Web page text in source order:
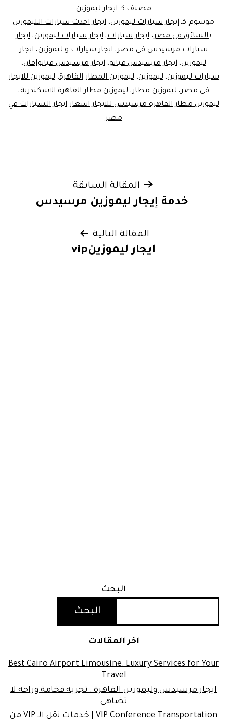
مصنف كـايجار ليموزين
موسوم كـ إيجار سيارات ليموزين، ايجار احدث سيارات الليموزين
بالسائق فى مصر، ايجار سيارات، ايجار سيارات ليموزين، ايجار
سيارات مرسيدس في مصر، ايجار سيارات و ليموزين، ايجار
ليموزين،ايجار مرسيدس فيانو،ايجار مرسيدس فيانو|فان،
سيارات ليموزين،ليموزين،ليموزين المطار القاهرة،ليموزين للايجار
في مصر،ليموزين مطار،ليموزين مطار القاهرة الاسكندرية،
ليموزين مطار القاهرة مرسيدس للايجار اسعار ايجار السيارات في
مصر
المقالات
المقالة السابقة
خدمة إيجار ليموزين مرسيدس
المقالة التالية
ايجار ليموزينvip
البحث
البحث
اخر المقالات
Best Cairo Airport Limousine: Luxury Services for Your
Travel
ايجار مرسيدس وليموزين القاهرة : تجربة فخامة وراحة لا
تضاهى
VIP Conference Transportation | خدمات نقل الـ VIP من